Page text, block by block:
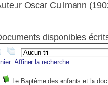
Oscar Cullmann
disponibles
Affiner la recherche
Le Baptême des enfants et la